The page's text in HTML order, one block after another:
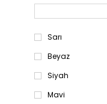
Sarı
Beyaz
Siyah
Mavi